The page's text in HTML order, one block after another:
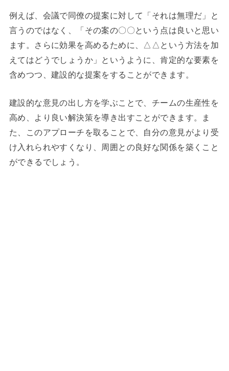
例えば、会議で同僚の提案に対して「それは無理だ」と
言うのではなく、「その案の〇〇という点は良いと思い
ます。さらに効果を高めるために、△△という方法を加
えてはどうでしょうか」というように、肯定的な要素を
含めつつ、建設的な提案をすることができます。
建設的な意見の出し方を学ぶことで、チームの生産性を
高め、より良い解決策を導き出すことができます。ま
た、このアプローチを取ることで、自分の意見がより受
け入れられやすくなり、周囲との良好な関係を築くこと
ができるでしょう。